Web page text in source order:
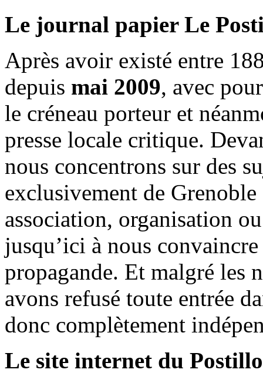
Le journal papier Le
Après avoir existé entre
depuis mai 2009, avec
le créneau porteur et
presse locale critique.
nous concentrons sur des
exclusivement de
association, organisation
jusqu’ici à nous
propagande. Et malgré les
avons refusé toute entrée
donc complètement
Le site internet du